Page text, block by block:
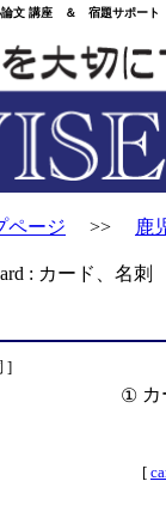
文 講座 ＆ 宿題サポー
ページ >> 鹿
: カード、名刺
]
①
[